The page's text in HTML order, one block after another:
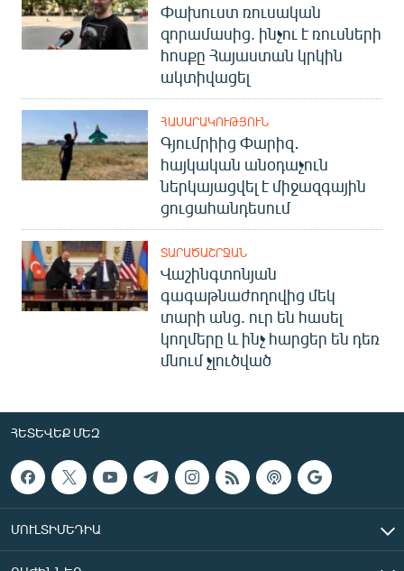
Փախուստ ռուսական
զորամասից. ինչու է ռուսների
հոսքը Հայաստան կրկին
ակտիվացել
ՀԱՍԱՐԱԿՈՒԹՅՈՒՆ
Գյումրիից Փարիզ․
հայկական անօդաչուն
ներկայացվել է միջազգային
ցուցահանդեսում
ՏԱՐԱԾԱՇՐՋԱՆ
Վաշինգտոնյան
գագաթնաժողովից մեկ
տարի անց. ուր են հասել
կողմերը և ինչ հարցեր են դեռ
մնում չլուծված
ՀԵՏԵՎԵՔ ՄԵԶ
ՄՈՒԼՏԻՄԵԴԻԱ